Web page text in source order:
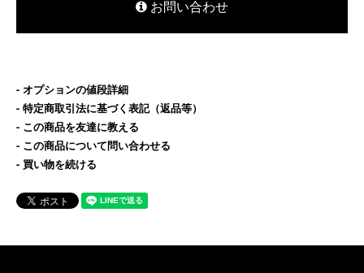
お問い合わせ
オプションの値段詳細
特定商取引法に基づく表記（返品等）
この商品を友達に教える
この商品について問い合わせる
買い物を続ける